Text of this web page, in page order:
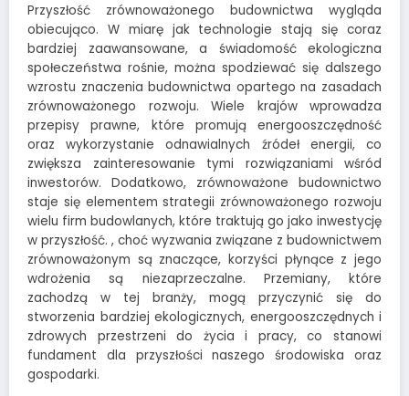
Przyszłość zrównoważonego budownictwa wygląda
obiecująco. W miarę jak technologie stają się coraz
bardziej zaawansowane, a świadomość ekologiczna
społeczeństwa rośnie, można spodziewać się dalszego
wzrostu znaczenia budownictwa opartego na zasadach
zrównoważonego rozwoju. Wiele krajów wprowadza
przepisy prawne, które promują energooszczędność
oraz wykorzystanie odnawialnych źródeł energii, co
zwiększa zainteresowanie tymi rozwiązaniami wśród
inwestorów. Dodatkowo, zrównoważone budownictwo
staje się elementem strategii zrównoważonego rozwoju
wielu firm budowlanych, które traktują go jako inwestycję
w przyszłość. , choć wyzwania związane z budownictwem
zrównoważonym są znaczące, korzyści płynące z jego
wdrożenia są niezaprzeczalne. Przemiany, które
zachodzą w tej branży, mogą przyczynić się do
stworzenia bardziej ekologicznych, energooszczędnych i
zdrowych przestrzeni do życia i pracy, co stanowi
fundament dla przyszłości naszego środowiska oraz
gospodarki.